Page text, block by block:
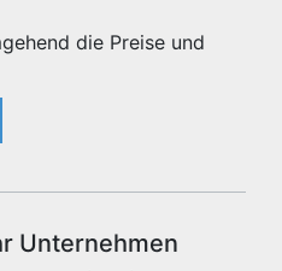
die Preise und
Unternehmen